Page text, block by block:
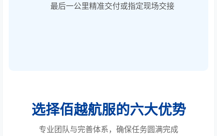
最后一公里精准交付或指定现场交接
选择佰越航服的六大优势
专业团队与完善体系，确保任务圆满完成